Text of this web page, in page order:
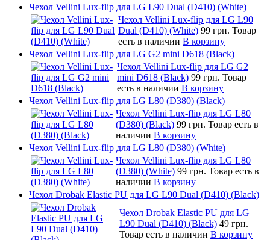
Чехол Vellini Lux-flip для LG L90 Dual (D410) (White)
Чехол Vellini Lux-flip для LG L90
Dual (D410) (White) 99 грн. Товар
есть в наличии В корзину
Чехол Vellini Lux-flip для LG G2 mini D618 (Black)
Чехол Vellini Lux-flip для LG G2
mini D618 (Black) 99 грн. Товар
есть в наличии В корзину
Чехол Vellini Lux-flip для LG L80 (D380) (Black)
Чехол Vellini Lux-flip для LG L80
(D380) (Black) 99 грн. Товар есть в
наличии В корзину
Чехол Vellini Lux-flip для LG L80 (D380) (White)
Чехол Vellini Lux-flip для LG L80
(D380) (White) 99 грн. Товар есть в
наличии В корзину
Чехол Drobak Elastic PU для LG L90 Dual (D410) (Black)
Чехол Drobak Elastic PU для LG
L90 Dual (D410) (Black) 49 грн.
Товар есть в наличии В корзину